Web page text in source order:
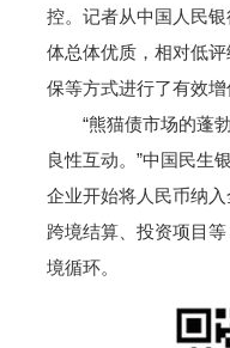
控。记者从中国人民
体总体优质，相对低
保等方式进行了有效增
“熊猫债市场的蓬勃
良性互动。”中国民生
企业开始将人民币纳
跨境结算、投资项目
境循环。